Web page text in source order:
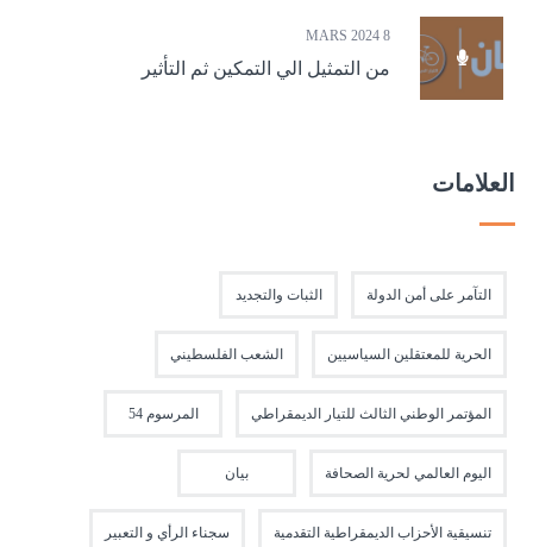
8 MARS 2024
من التمثيل الي التمكين ثم التأثير
العلامات
التآمر على أمن الدولة الثبات والتجديد
الحرية للمعتقلين السياسيين الشعب الفلسطيني
المؤتمر الوطني الثالث للتيار الديمقراطي المرسوم 54
اليوم العالمي لحرية الصحافة بيان
تنسيقية الأحزاب الديمقراطية التقدمية سجناء الرأي و التعبير